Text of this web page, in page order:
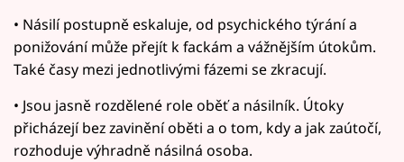
• Násilí postupně eskaluje, od psychického týrání a
ponižování může přejít k fackám a vážnějším útokům.
Také časy mezi jednotlivými fázemi se zkracují.
• Jsou jasně rozdělené role oběť a násilník. Útoky
přicházejí bez zavinění oběti a o tom, kdy a jak zaútočí,
rozhoduje výhradně násilná osoba.